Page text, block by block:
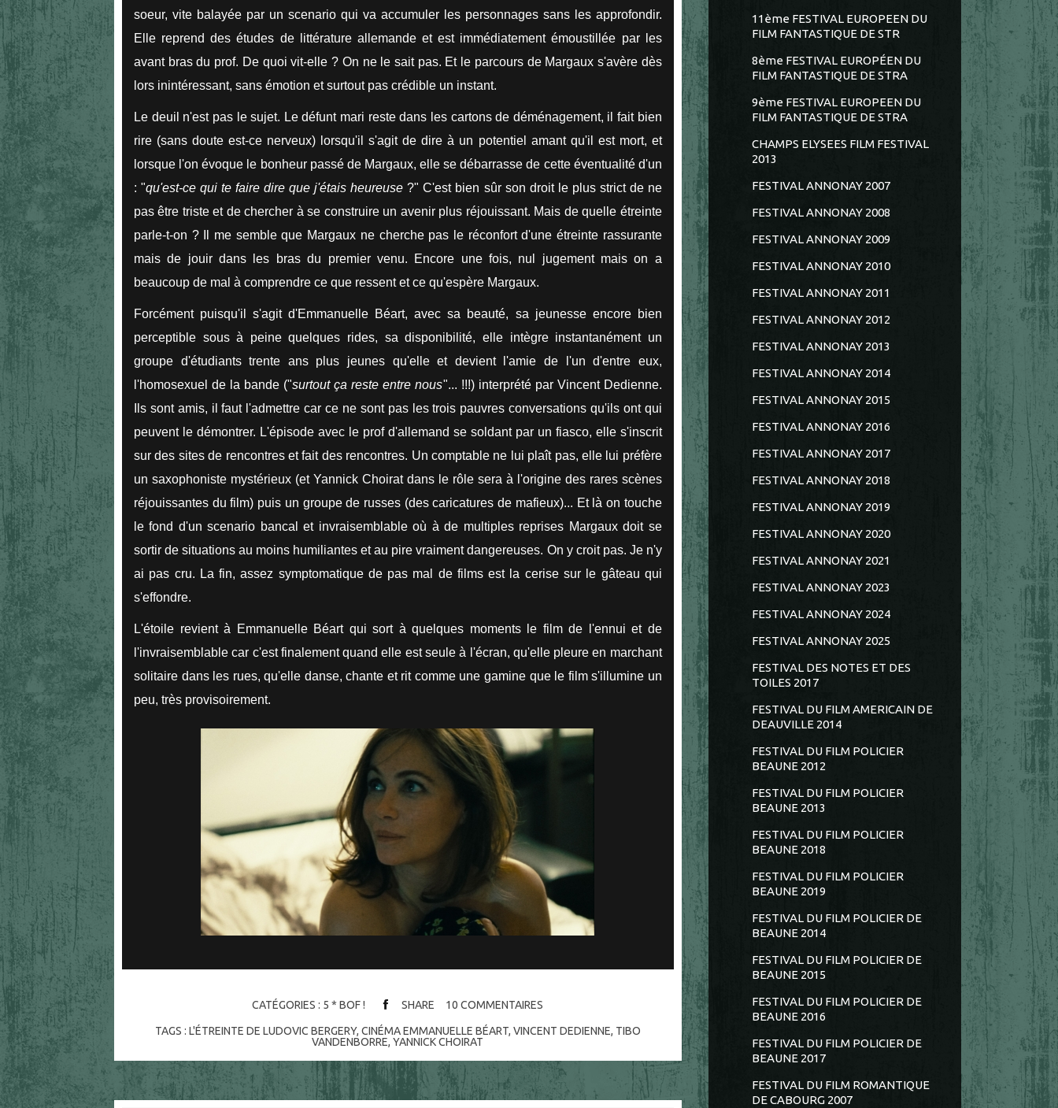
soeur, vite balayée par un scenario qui va accumuler les personnages sans les approfondir.
Elle reprend des études de littérature allemande et est immédiatement émoustillée par les
avant bras du prof. De quoi vit-elle ? On ne le sait pas. Et le parcours de Margaux s'avère dès
lors inintéressant, sans émotion et surtout pas crédible un instant.
Le deuil n'est pas le sujet. Le défunt mari reste dans les cartons de déménagement, il fait bien
rire (sans doute est-ce nerveux) lorsqu'il s'agit de dire à un potentiel amant qu'il est mort, et
lorsque l'on évoque le bonheur passé de Margaux, elle se débarrasse de cette éventualité d'un
: "qu'est-ce qui te faire dire que j'étais heureuse ?" C'est bien sûr son droit le plus strict de ne
pas être triste et de chercher à se construire un avenir plus réjouissant. Mais de quelle étreinte
parle-t-on ? Il me semble que Margaux ne cherche pas le réconfort d'une étreinte rassurante
mais de jouir dans les bras du premier venu. Encore une fois, nul jugement mais on a
beaucoup de mal à comprendre ce que ressent et ce qu'espère Margaux.
Forcément puisqu'il s'agit d'Emmanuelle Béart, avec sa beauté, sa jeunesse encore bien
perceptible sous à peine quelques rides, sa disponibilité, elle intègre instantanément un
groupe d'étudiants trente ans plus jeunes qu'elle et devient l'amie de l'un d'entre eux,
l'homosexuel de la bande ("surtout ça reste entre nous"... !!!) interprété par Vincent Dedienne.
Ils sont amis, il faut l'admettre car ce ne sont pas les trois pauvres conversations qu'ils ont qui
peuvent le démontrer. L'épisode avec le prof d'allemand se soldant par un fiasco, elle s'inscrit
sur des sites de rencontres et fait des rencontres. Un comptable ne lui plaît pas, elle lui préfère
un saxophoniste mystérieux (et Yannick Choirat dans le rôle sera à l'origine des rares scènes
réjouissantes du film) puis un groupe de russes (des caricatures de mafieux)... Et là on touche
le fond d'un scenario bancal et invraisemblable où à de multiples reprises Margaux doit se
sortir de situations au moins humiliantes et au pire vraiment dangereuses. On y croit pas. Je n'y
ai pas cru. La fin, assez symptomatique de pas mal de films est la cerise sur le gâteau qui
s'effondre.
L'étoile revient à Emmanuelle Béart qui sort à quelques moments le film de l'ennui et de
l'invraisemblable car c'est finalement quand elle est seule à l'écran, qu'elle pleure en marchant
solitaire dans les rues, qu'elle danse, chante et rit comme une gamine que le film s'illumine un
peu, très provisoirement.
CATÉGORIES : 5 * BOF ! SHARE 10 COMMENTAIRES
TAGS : L'ÉTREINTE DE LUDOVIC BERGERY, CINÉMA EMMANUELLE BÉART, VINCENT DEDIENNE, TIBO
VANDENBORRE,YANNICK CHOIRAT
11ème FESTIVAL EUROPEEN DU
FILM FANTASTIQUE DE STR
8ème FESTIVAL EUROPÉEN DU
FILM FANTASTIQUE DE STRA
9ème FESTIVAL EUROPEEN DU
FILM FANTASTIQUE DE STRA
CHAMPS ELYSEES FILM FESTIVAL
2013
FESTIVAL ANNONAY 2007
FESTIVAL ANNONAY 2008
FESTIVAL ANNONAY 2009
FESTIVAL ANNONAY 2010
FESTIVAL ANNONAY 2011
FESTIVAL ANNONAY 2012
FESTIVAL ANNONAY 2013
FESTIVAL ANNONAY 2014
FESTIVAL ANNONAY 2015
FESTIVAL ANNONAY 2016
FESTIVAL ANNONAY 2017
FESTIVAL ANNONAY 2018
FESTIVAL ANNONAY 2019
FESTIVAL ANNONAY 2020
FESTIVAL ANNONAY 2021
FESTIVAL ANNONAY 2023
FESTIVAL ANNONAY 2024
FESTIVAL ANNONAY 2025
FESTIVAL DES NOTES ET DES
TOILES 2017
FESTIVAL DU FILM AMERICAIN DE
DEAUVILLE 2014
FESTIVAL DU FILM POLICIER
BEAUNE 2012
FESTIVAL DU FILM POLICIER
BEAUNE 2013
FESTIVAL DU FILM POLICIER
BEAUNE 2018
FESTIVAL DU FILM POLICIER
BEAUNE 2019
FESTIVAL DU FILM POLICIER DE
BEAUNE 2014
FESTIVAL DU FILM POLICIER DE
BEAUNE 2015
FESTIVAL DU FILM POLICIER DE
BEAUNE 2016
FESTIVAL DU FILM POLICIER DE
BEAUNE 2017
FESTIVAL DU FILM ROMANTIQUE
DE CABOURG 2007